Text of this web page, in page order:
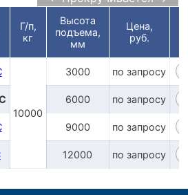
Г/п,
кг
Высота
подъема,
мм
Цена,
руб.
10000
3000 по запросу
6000 по запросу
9000 по запросу
12000 по запросу